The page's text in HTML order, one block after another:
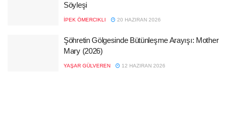
Söyleşi
İPEK ÖMERCIKLI 20 HAZIRAN 2026
Şöhretin Gölgesinde Bütünleşme Arayışı: Mother
Mary (2026)
YAŞAR GÜLVEREN 12 HAZIRAN 2026